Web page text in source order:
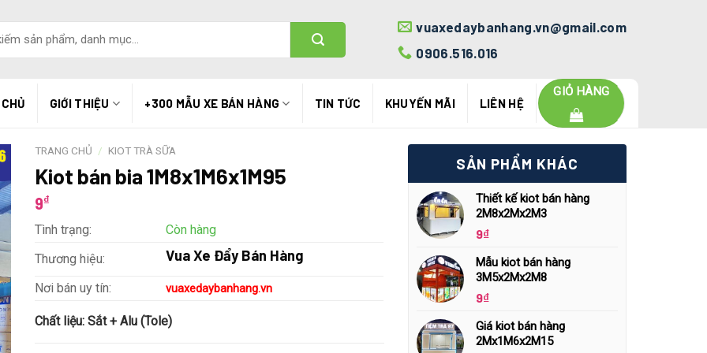
vuaxedaybanhang.vn@gmail.com
0906.516.016
GIỚI THIỆU +300 MẪU XE BÁN HÀNG TIN TỨC KHUYẾN MÃI LIÊN HỆ
GIỎ HÀNG
TRANG CHỦ / KIOT TRÀ SỮA
Kiot bán bia 1M8x1M6x1M95
9₫
Tình trạng:
Còn hàng
Thương hiệu:
Vua Xe Đẩy Bán Hàng
Nơi bán uy tín: vuaxedaybanhang.vn
Chất liệu: Sắt + Alu (Tole)
SẢN PHẨM KHÁC
Thiết kế kiot bán hàng
2M8x2Mx2M3
9₫
Mẫu kiot bán hàng
3M5x2Mx2M8
9₫
Giá kiot bán hàng
2Mx1M6x2M15